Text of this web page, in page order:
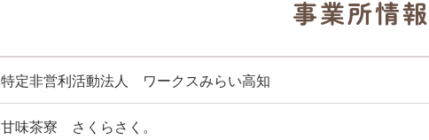
事業所情報
特定非営利活動法人 ワークスみらい高知
甘味茶寮 さくらさく。